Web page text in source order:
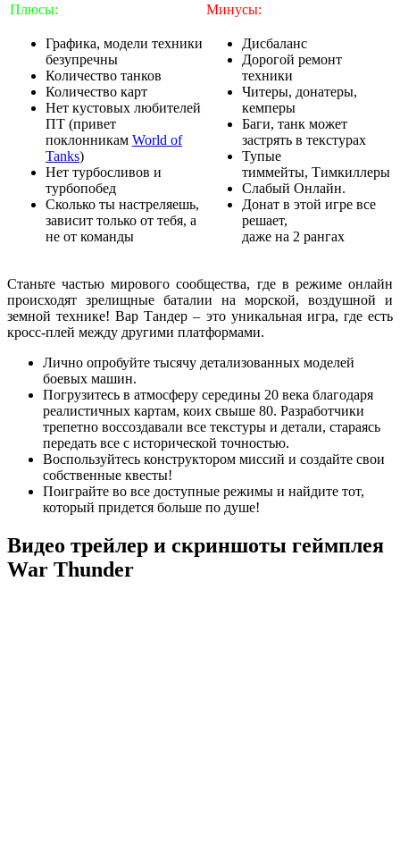
Плюсы: Минусы:
Графика, модели техники
безупречны
Количество танков
Количество карт
Нет кустовых любителей
ПТ (привет
поклонникам World of
Tanks)
Нет турбосливов и
турбопобед
Сколько ты настреляешь,
зависит только от тебя, а
не от команды
Дисбаланс
Дорогой ремонт
техники
Читеры, донатеры,
кемперы
Баги, танк может
застрять в текстурах
Тупые
тиммейты, Тимкиллеры
Слабый Онлайн.
Донат в этой игре все
решает,
даже на 2 рангах
Станьте частью мирового сообщества, где в режиме онлайн
происходят зрелищные баталии на морской, воздушной и
земной технике! Вар Тандер – это уникальная игра, где есть
кросс-плей между другими платформами.
Лично опробуйте тысячу детализованных моделей
боевых машин.
Погрузитесь в атмосферу середины 20 века благодаря
реалистичных картам, коих свыше 80. Разработчики
трепетно воссоздавали все текстуры и детали, стараясь
передать все с исторической точностью.
Воспользуйтесь конструктором миссий и создайте свои
собственные квесты!
Поиграйте во все доступные режимы и найдите тот,
который придется больше по душе!
Видео трейлер и скриншоты геймплея
War Thunder